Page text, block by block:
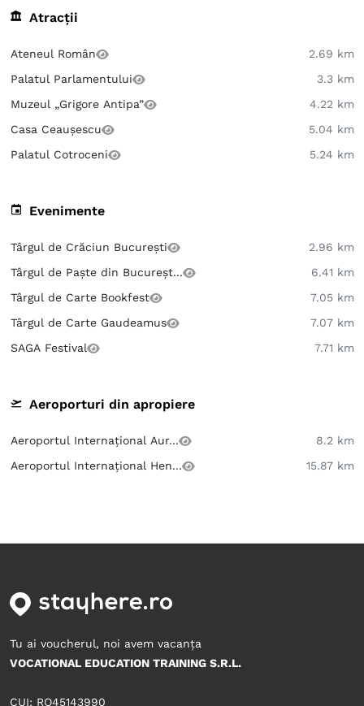
Atracții
Ateneul Român
2.69 km
Palatul Parlamentului
3.3 km
Muzeul „Grigore Antipa”
4.22 km
Casa Ceaușescu
5.04 km
Palatul Cotroceni
5.24 km
Evenimente
Târgul de Crăciun București
2.96 km
Târgul de Paște din Bucureșt...
6.41 km
Târgul de Carte Bookfest
7.05 km
Târgul de Carte Gaudeamus
7.07 km
SAGA Festival
7.71 km
Aeroporturi din apropiere
Aeroportul Internațional Aur...
8.2 km
Aeroportul Internațional Hen...
15.87 km
Tu ai voucherul, noi avem vacanța
VOCATIONAL EDUCATION TRAINING S.R.L.
CUI: RO45143990